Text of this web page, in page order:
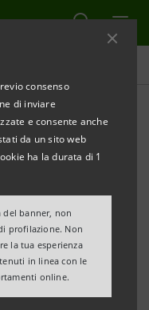
consenso
di inviare
e consente anche
da un sito web
ha la durata di 1
del banner, non
profilazione. Non
la tua esperienza
in linea con le
online.
Cassa di
Commissario
ha notificato una
danni
del dissesto